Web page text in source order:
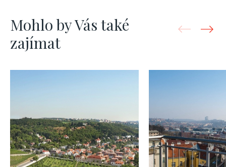
Mohlo by Vás také
zajímat